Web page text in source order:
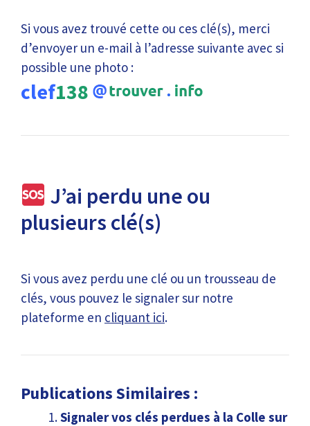
Si vous avez trouvé cette ou ces clé(s), merci
d’envoyer un e-mail à l’adresse suivante avec si
possible une photo :
clef138
J’ai perdu une ou
plusieurs clé(s)
Si vous avez perdu une clé ou un trousseau de
clés, vous pouvez le signaler sur notre
plateforme en cliquant ici.
Publications Similaires :
Signaler vos clés perdues à la Colle sur